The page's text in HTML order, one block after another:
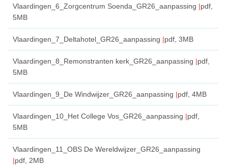
Vlaardingen_6_Zorgcentrum Soenda_GR26_aanpassing pdf
5MB
Vlaardingen_7_Deltahotel_GR26_aanpassing pdf , 3MB
Vlaardingen_8_Remonstranten kerk_GR26_aanpassing pdf
5MB
Vlaardingen_9_De Windwijzer_GR26_aanpassing pdf , 4MB
Vlaardingen_10_Het College Vos_GR26_aanpassing pdf
5MB
Vlaardingen_11_OBS De Wereldwijzer_GR26_aanpassing
pdf , 2MB